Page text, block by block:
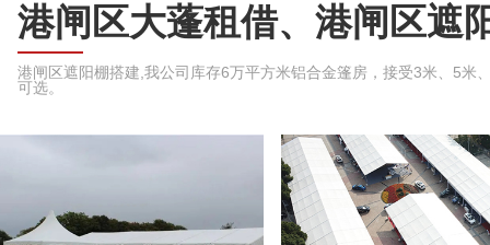
港闸区大蓬租借、港闸区遮
港闸区遮阳棚搭建,我公司库存6万平方米铝合金篷房，接受3米、5
可选。